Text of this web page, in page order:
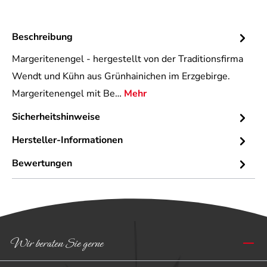
Beschreibung
Margeritenengel - hergestellt von der Traditionsfirma
Wendt und Kühn aus Grünhainichen im Erzgebirge.
Margeritenengel mit Be… Mehr
Sicherheitshinweise
Hersteller-Informationen
Bewertungen
Wir beraten Sie gerne